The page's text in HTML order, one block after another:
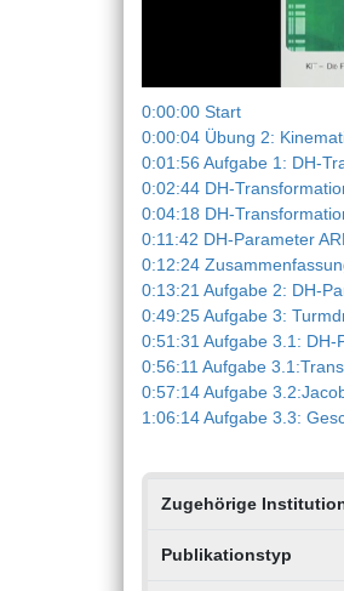
0:00:00 Start
0:00:04 Übung 2:
0:01:56 Aufgabe 1: DH-
0:02:44 DH-
0:04:18 DH-
0:11:42 DH-Parameter
0:12:24
0:13:21 Aufgabe 2: DH-
0:49:25 Aufgabe 3:
0:51:31 Aufgabe 3.1:
0:56:11 Aufgabe
0:57:14 Aufgabe
1:06:14 Aufgabe 3.3:
Zugehörige
Publikationstyp